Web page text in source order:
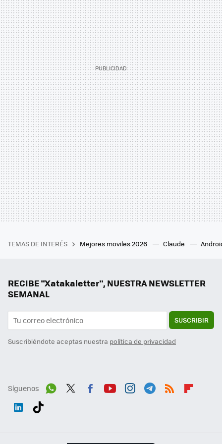
TEMAS DE INTERÉS Mejores moviles 2026 Claude
RECIBE "Xatakaletter", NUESTRA NEWSLETTER
SEMANAL
SUSCRIBIR
Suscribiéndote aceptas nuestra política de privacidad
Síguenos